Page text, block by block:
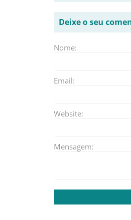
Deixe o seu
Nome:
Email:
Website:
Mensagem: